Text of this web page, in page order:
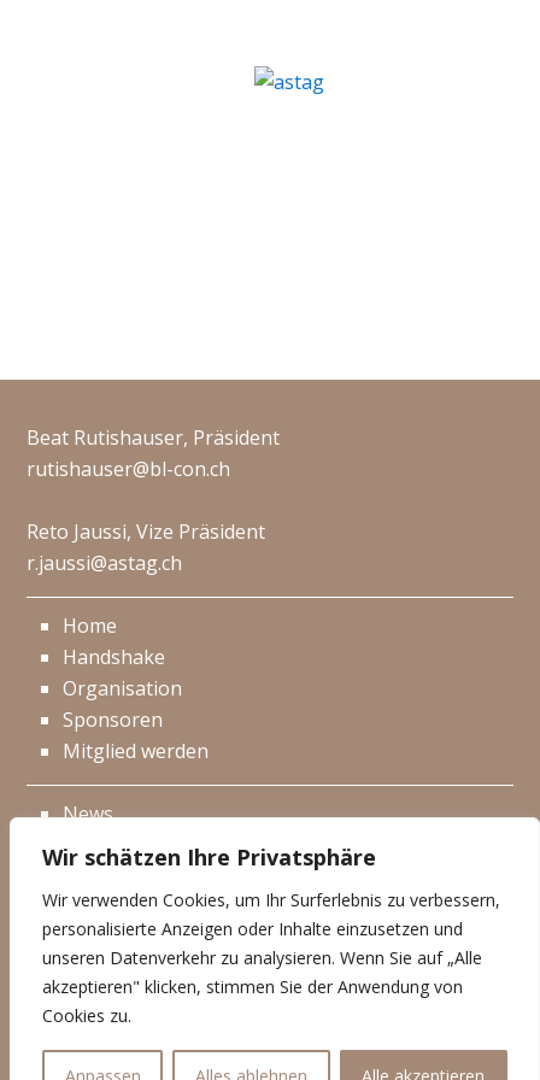
Wir schätzen Ihre Privatsphäre
Wir verwenden Cookies, um Ihr Surferlebnis zu verbessern,
personalisierte Anzeigen oder Inhalte einzusetzen und
unseren Datenverkehr zu analysieren. Wenn Sie auf „Alle
akzeptieren" klicken, stimmen Sie der Anwendung von
Cookies zu.
Beat Rutishauser, Präsident
rutishauser@bl-con.ch
Reto Jaussi, Vize Präsident
r.jaussi@astag.ch
Home
Handshake
Organisation
Sponsoren
Mitglied werden
News
Events
Kontakt
Impressum
Datenschutzerklärung